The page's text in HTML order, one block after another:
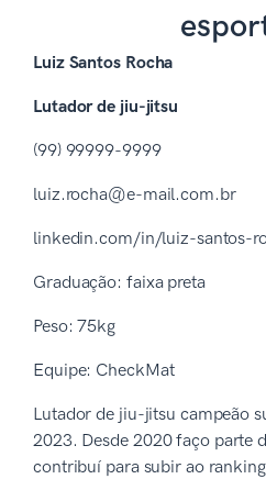
Luiz Santos Rocha
Lutador de jiu-jitsu
(99) 99999-9999
luiz.rocha@e-mail.com.br
linkedin.com/in/luiz-santos-
Graduação: faixa preta
Peso: 75kg
Equipe: CheckMat
Lutador de jiu-jitsu campeão
2023. Desde 2020 faço parte
contribuí para subir ao